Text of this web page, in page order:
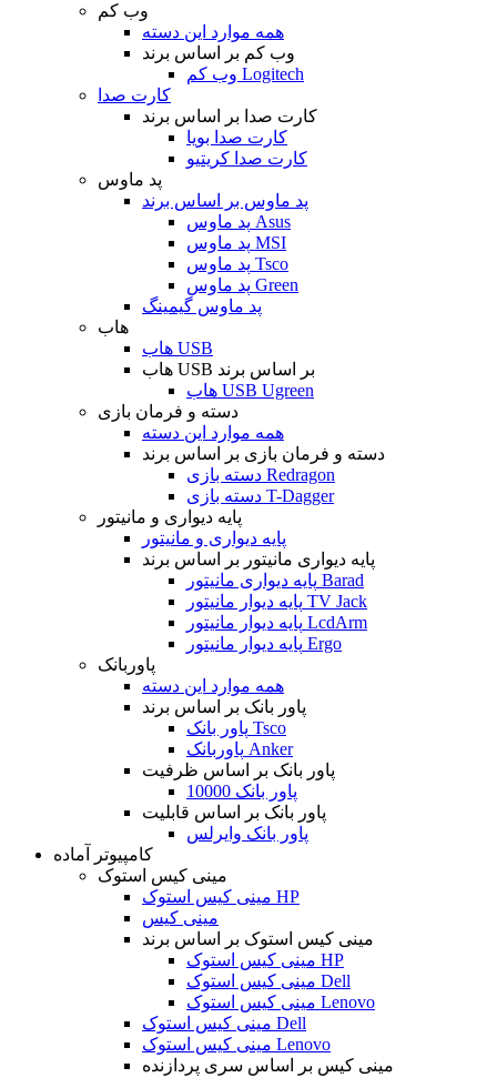
وب کم
همه موارد این دسته
وب کم بر اساس برند
وب کم Logitech
کارت صدا
کارت صدا بر اساس برند
کارت صدا بویا
کارت صدا کریتیو
پد ماوس
پد ماوس بر اساس برند
پد ماوس Asus
پد ماوس MSI
پد ماوس Tsco
پد ماوس Green
پد ماوس گیمینگ
هاب
هاب USB
هاب USB بر اساس برند
هاب USB Ugreen
دسته و فرمان بازی
همه موارد این دسته
دسته و فرمان بازی بر اساس برند
دسته بازی Redragon
دسته بازی T-Dagger
پایه دیواری و مانیتور
پایه دیواری و مانیتور
پایه دیواری مانیتور بر اساس برند
پایه دیواری مانیتور Barad
پایه دیوار مانیتور TV Jack
پایه دیوار مانیتور LcdArm
پایه دیوار مانیتور Ergo
پاوربانک
همه موارد این دسته
پاور بانک بر اساس برند
پاور بانک Tsco
پاوربانک Anker
پاور بانک بر اساس ظرفیت
پاور بانک 10000
پاور بانک بر اساس قابلیت
پاور بانک وایرلس
کامپیوتر آماده
مینی کیس استوک
مینی کیس استوک HP
مینی کیس
مینی کیس استوک بر اساس برند
مینی کیس استوک HP
مینی کیس استوک Dell
مینی کیس استوک Lenovo
مینی کیس استوک Dell
مینی کیس استوک Lenovo
مینی کیس بر اساس سری پردازنده